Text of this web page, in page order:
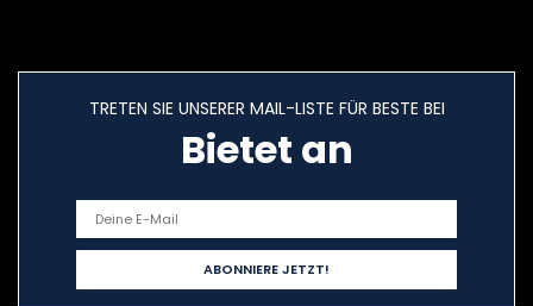
TRETEN SIE UNSERER MAIL-LISTE FÜR BESTE BEI
Bietet an